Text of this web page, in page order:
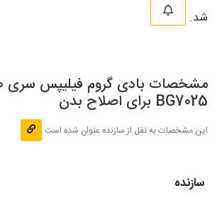
شد.
BG7025 برای اصلاح بدن
این مشخصات به نقل از سازنده عنوان شده است
سازنده